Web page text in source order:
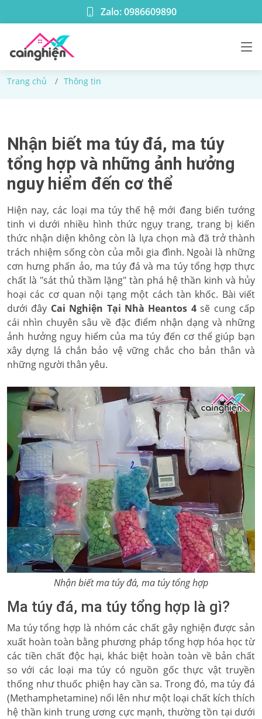
Zalo: 0986609890
Thông tin
Trang chủ Thông tin
Nhận biết ma túy đá, ma túy
tổng hợp và những ảnh hưởng
nguy hiểm đến cơ thể
Hiện nay, các loại ma túy thế hệ mới đang biến tướng
tinh vi dưới nhiều hình thức ngụy trang, trang bị kiến
thức nhận diện không còn là lựa chọn mà đã trở thành
trách nhiệm sống còn của mỗi gia đình. Ngoài là những
cơn hưng phấn ảo, ma túy đá và ma túy tổng hợp thực
chất là "sát thủ thầm lặng" tàn phá hệ thần kinh và hủy
hoại các cơ quan nội tạng một cách tàn khốc. Bài viết
dưới đây Cai Nghiện Tại Nhà Heantos 4sẽ cung cấp
cái nhìn chuyên sâu về đặc điểm nhận dạng và những
ảnh hưởng nguy hiểm của ma túy đến cơ thể giúp bạn
xây dựng lá chắn bảo vệ vững chắc cho bản thân và
những người thân yêu.
Nhận biết ma túy đá, ma túy tổng hợp
Ma túy đá, ma túy tổng hợp là gì?
Ma túy tổng hợp là nhóm các chất gây nghiện được sản
xuất hoàn toàn bằng phương pháp tổng hợp hóa học từ
các tiền chất độc hại, khác biệt hoàn toàn về bản chất
so với các loại ma túy có nguồn gốc thực vật truyền
thống như thuốc phiện hay cần sa. Trong đó, ma túy đá
(Methamphetamine) nổi lên như một loại chất kích thích
hệ thần kinh trung ương cực mạnh, thường tồn tại dưới